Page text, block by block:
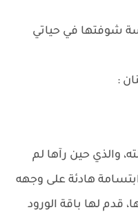
شوفتها في حياتي
:
والذي حين رآها لم
هادئة على وجهه
قدم لها باقة الورود